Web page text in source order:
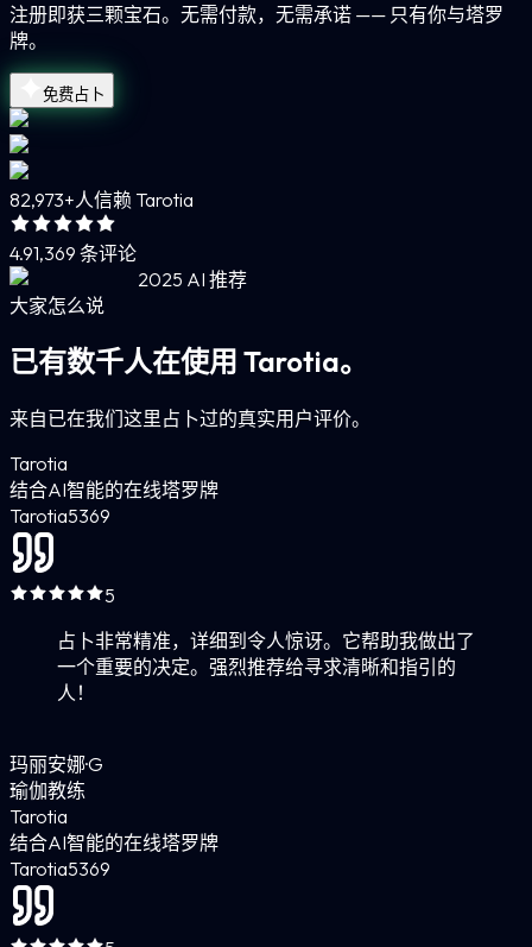
注册即获三颗宝石。无需付款，无需承诺 —— 只有你与塔罗
牌。
免费占卜
82,973+人信赖 Tarotia
4.91,369 条评论
2025 AI 推荐
大家怎么说
已有数千人在使用 Tarotia。
来自已在我们这里占卜过的真实用户评价。
Tarotia
结合AI智能的在线塔罗牌
Tarotia5369
5
占卜非常精准，详细到令人惊讶。它帮助我做出了
一个重要的决定。强烈推荐给寻求清晰和指引的
人！
玛丽安娜·G
瑜伽教练
Tarotia
结合AI智能的在线塔罗牌
Tarotia5369